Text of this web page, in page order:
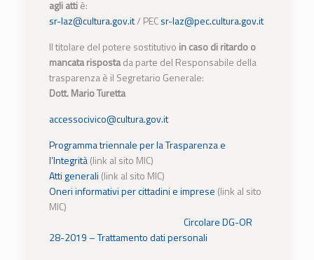
agli attiè:
sr-laz@cultura.gov.it/ PECsr-laz@pec.cultura.gov.it
Il titolare del potere sostitutivo in caso di ritardo o
mancata rispostada parte del Responsabile della
trasparenza è il Segretario Generale:
Dott. Mario Turetta
accessocivico@cultura.gov.it
Programma triennale per la Trasparenza e
l’Integrità(link al sito MIC)
Atti generali (link al sito MIC)
Oneri informativi per cittadini e imprese (link al sito
MIC)
Circolare DG-OR
28-2019 – Trattamento dati personali